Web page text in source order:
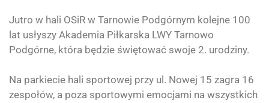
Jutro w hali OSiR w Tarnowie Podgórnym kolejne 100
lat usłyszy Akademia Piłkarska LWY Tarnowo
Podgórne, która będzie świętować swoje 2. urodziny.
Na parkiecie hali sportowej przy ul. Nowej 15 zagra 16
zespołów, a poza sportowymi emocjami na wszystkich